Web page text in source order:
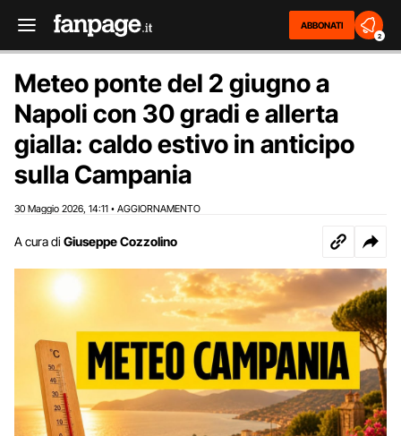
ABBONATI
2
Meteo ponte del 2 giugno a
Napoli con 30 gradi e allerta
gialla: caldo estivo in anticipo
sulla Campania
30 Maggio 2026 14:11 • AGGIORNAMENTO
A cura di Giuseppe Cozzolino